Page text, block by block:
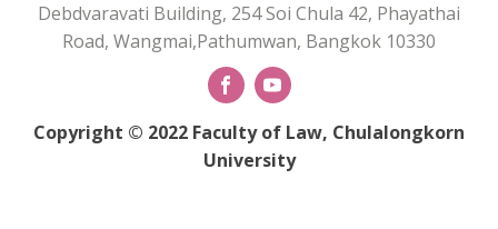
Debdvaravati Building, 254 Soi Chula 42, Phayathai
Road, Wangmai,Pathumwan, Bangkok 10330
Copyright © 2022 Faculty of Law, Chulalongkorn
University